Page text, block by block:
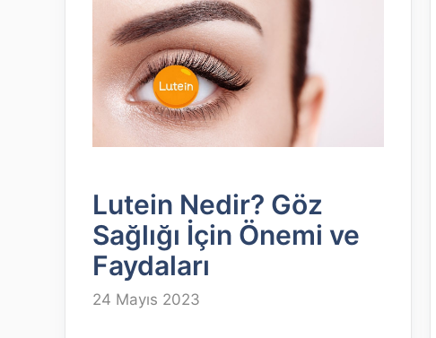
Lutein Nedir? Göz
Sağlığı İçin Önemi ve
Faydaları
24 Mayıs 2023